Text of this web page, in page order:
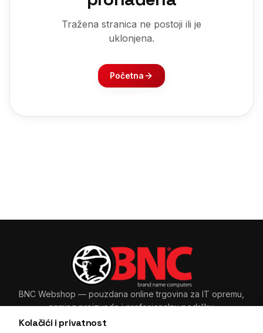
Kolačići i privatnost
Tražena stranica ne postoji ili je
uklonjena.
Početna
BNC Webshop — pouzdana online trgovina za IT opremu,
gaming proizvode i profesionalnu podršku.